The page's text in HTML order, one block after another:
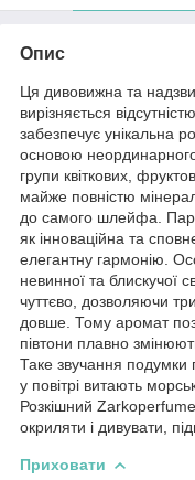
Опис
Ця дивовижна та
вирізняється
забезпечує унікальна
основою
групи квіткових,
майже повністю
до самого шлейфа.
як інноваційна та
елегантну гармонію.
невинної та блискучої
чуттєво, дозволяючи
довше. Тому аромат
півтони плавно
Таке звучання
у повітрі витають
Розкішний
окриляти і дивувати,
Приховати